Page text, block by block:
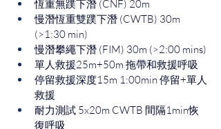
恆重無蹼下潛 (CNF) 20m
慢潛恆重雙蹼下潛 (CWTB) 30m
(>1:30 min)
慢潛攀繩下潛 (FIM) 30m (>2:00 mins)
單人救援25m+50m 拖帶和救援呼吸
停留救援深度15m 1:00min 停留+單人
救援
耐力測試 5x20m CWTB 間隔1min恢
復呼吸